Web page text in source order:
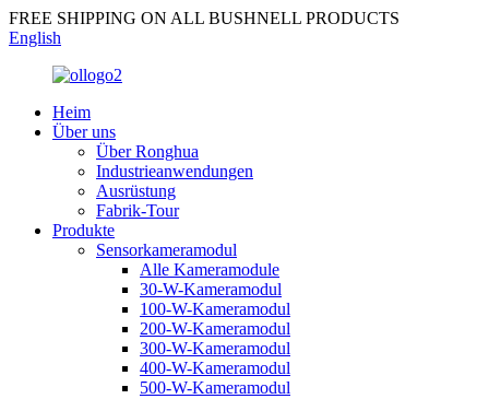
FREE SHIPPING ON ALL BUSHNELL PRODUCTS
English
Heim
Über uns
Über Ronghua
Industrieanwendungen
Ausrüstung
Fabrik-Tour
Produkte
Sensorkameramodul
Alle Kameramodule
30-W-Kameramodul
100-W-Kameramodul
200-W-Kameramodul
300-W-Kameramodul
400-W-Kameramodul
500-W-Kameramodul